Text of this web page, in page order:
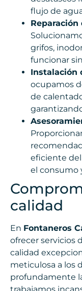
flujo de
grifos,
funcionar
Instalación
ocupamos
de
eficiente
el consumo
calidad
En Fontaneros
ofrecer servicios
calidad
meticulosa a los
profundamente